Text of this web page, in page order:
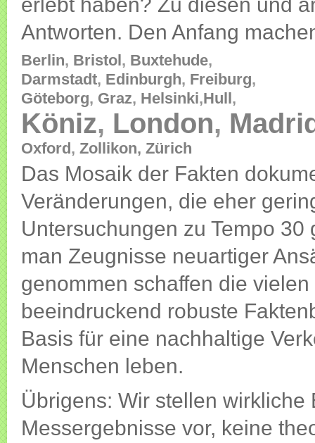
Antworten. Den Anfang
Berlin, Bristol, Buxtehude,
Darmstadt, Edinburgh, Freiburg,
Göteborg, Graz, Helsinki,Hull,
Köniz, London,
Oxford, Zollikon, Zürich
Das Mosaik der Fakten
Veränderungen, die eher
Untersuchungen zu Tempo
man Zeugnisse neuartiger
genommen schaffen die
beeindruckend robuste
Basis für eine nachhaltige
Menschen leben.
Übrigens: Wir stellen
Messergebnisse vor, keine